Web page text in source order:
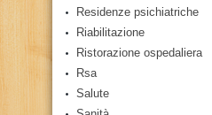
Residenze psichiatriche
Riabilitazione
Ristorazione ospedaliera
Rsa
Salute